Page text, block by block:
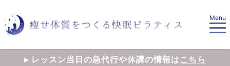
Menu
▸ レッスン当日の急代行や休講の情報はこちら